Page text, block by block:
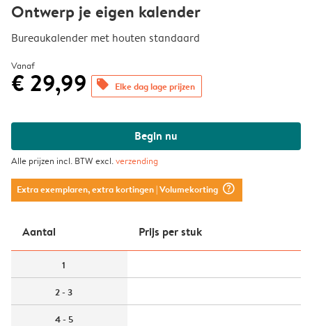
Ontwerp je eigen kalender
Bureaukalender met houten standaard
Vanaf
€ 29,99 offers Elke dag lage prijzen
Begin nu
Alle prijzen incl. BTW excl.verzending
Extra exemplaren, extra kortingen| Volumekorting question_mark_circle
Aantal Prijs per stuk
1
2 - 3
4 - 5